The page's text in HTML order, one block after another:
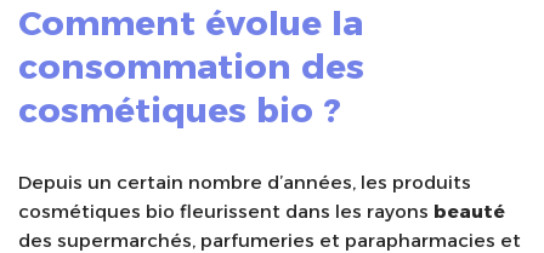
Comment évolue la
consommation des
cosmétiques bio ?
Depuis un certain nombre d’années, les produits
cosmétiques bio fleurissent dans les rayons beauté
des supermarchés, parfumeries et parapharmacies et